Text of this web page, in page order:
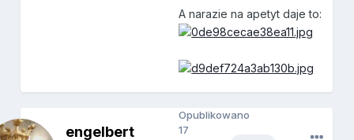
A narazie na apetyt daje to:
engelbert
Opublikowano
17